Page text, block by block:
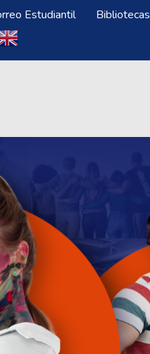
Estudiantil Bibliotecas